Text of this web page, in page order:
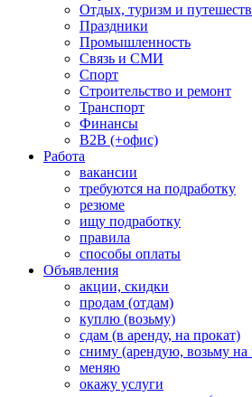
Отдых, туризм и
Праздники
Промышленность
Связь и СМИ
Спорт
Строительство и ремонт
Транспорт
Финансы
B2B (+офис)
Работа
вакансии
требуются на подработку
резюме
ищу подработку
правила
способы оплаты
Объявления
акции, скидки
продам (отдам)
куплю (возьму)
сдам (в аренду, на прокат)
сниму (арендую, возьму на
меняю
окажу услуги